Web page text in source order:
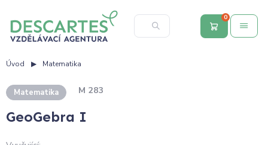
0
Úvod Matematika
Matematika M 283
GeoGebra I